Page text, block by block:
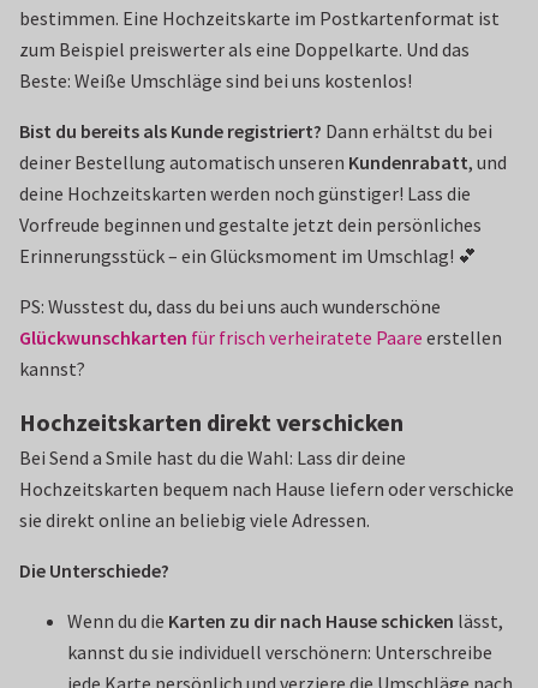
bestimmen. Eine Hochzeitskarte im Postkartenformat ist
zum Beispiel preiswerter als eine Doppelkarte. Und das
Beste: Weiße Umschläge sind bei uns kostenlos!
Bist du bereits als Kunde registriert? Dann erhältst du bei
deiner Bestellung automatisch unseren Kundenrabatt, und
deine Hochzeitskarten werden noch günstiger! Lass die
Vorfreude beginnen und gestalte jetzt dein persönliches
Erinnerungsstück – ein Glücksmoment im Umschlag! 💕
PS: Wusstest du, dass du bei uns auch wunderschöne
Glückwunschkarten für frisch verheiratete Paare erstellen
kannst?
Hochzeitskarten direkt verschicken
Bei Send a Smile hast du die Wahl: Lass dir deine
Hochzeitskarten bequem nach Hause liefern oder verschicke
sie direkt online an beliebig viele Adressen.
Die Unterschiede?
Wenn du die Karten zu dir nach Hause schicken lässt,
kannst du sie individuell verschönern: Unterschreibe
jede Karte persönlich und verziere die Umschläge nach